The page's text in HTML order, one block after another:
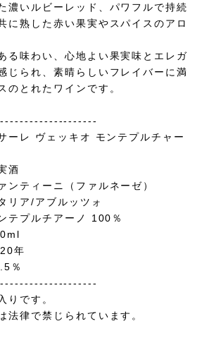
濃いルビーレッド、パワフルで持続
に熟した赤い果実やスパイスのアロ
る味わい、心地よい果実味とエレガ
じられ、素晴らしいフレイバーに満
のとれたワインです。
ヴェッキオ モンテプルチャー
ィーニ（ファルネーゼ）
/アブルッツォ
ルチアーノ 100％
年
％
りです。
法律で禁じられています。